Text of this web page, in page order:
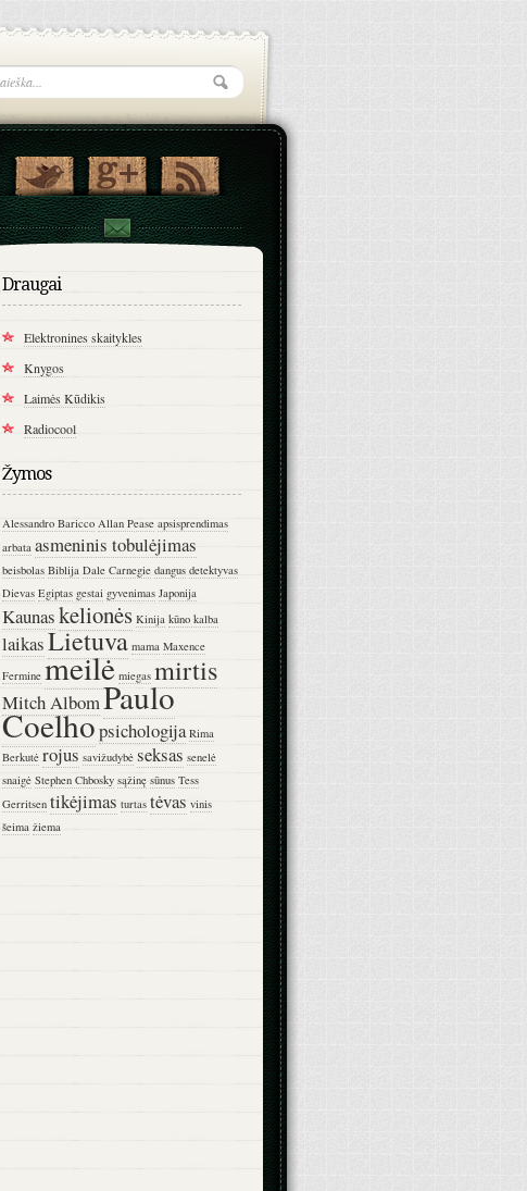
Draugai
Elektronines skaitykles
Knygos
Laimės Kūdikis
Radiocool
Žymos
Alessandro Baricco Allan Pease apsisprendimas
arbata asmeninis tobulėjimas
beisbolas Biblija Dale Carnegie dangus detektyvas
Dievas Egiptas gestai gyvenimas Japonija
Kaunaskelionės Kinija kūno kalba
laikasLietuva mama Maxence
Fermine meilė miegas mirtis
Mitch AlbomPaulo
Coelhopsichologija Rima
Berkutė rojus savižudybė seksas senelė
snaigė Stephen Chbosky sąžinę sūnus Tess
Gerritsen tikėjimas turtas tėvas vinis
šeima žiema